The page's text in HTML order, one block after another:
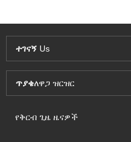
ተገናኝ Us
ጥያቄለዋጋ ዝርዝር
የቅርብ ጊዜ ዜናዎች